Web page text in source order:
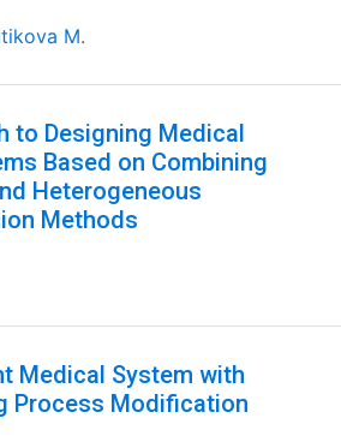
M.
to Designing Medical
Based on Combining
Heterogeneous
Methods
Medical System with
Process Modification